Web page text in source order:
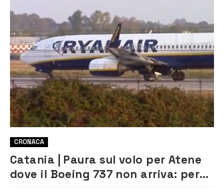
CRONACA
Catania | Paura sul volo per Atene
dove il Boeing 737 non arriva: per